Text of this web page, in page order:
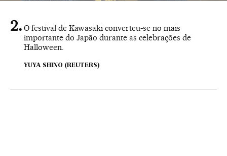
O festival de Kawasaki converteu-se no mais
importante do Japão durante as celebrações de
Halloween.
YUYA SHINO (REUTERS)